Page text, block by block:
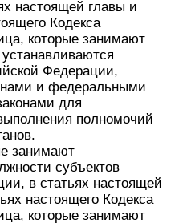
настоящей главы и
Кодекса
которые занимают
Федерации,
и федеральными
для
полномочий
занимают
субъектов
в статьях настоящей
настоящего Кодекса
которые занимают